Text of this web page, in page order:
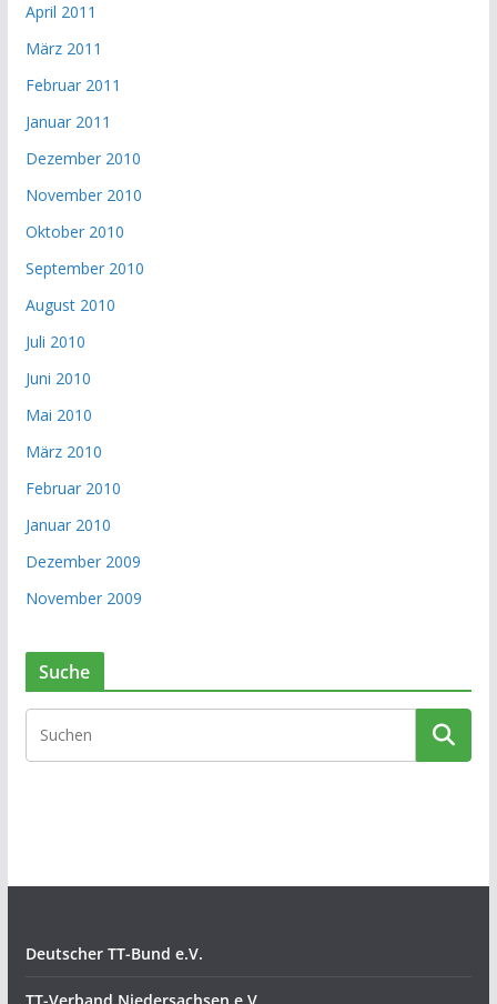
April 2011
März 2011
Februar 2011
Januar 2011
Dezember 2010
November 2010
Oktober 2010
September 2010
August 2010
Juli 2010
Juni 2010
Mai 2010
März 2010
Februar 2010
Januar 2010
Dezember 2009
November 2009
Suche
Deutscher TT-Bund e.V.